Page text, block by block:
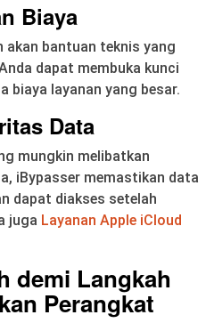
Biaya
akan bantuan teknis yang
dapat membuka kunci
biaya layanan yang besar.
Data
mungkin melibatkan
iBypasser memastikan data
dapat diakses setelah
juga Layanan Apple iCloud
demi Langkah
Perangkat